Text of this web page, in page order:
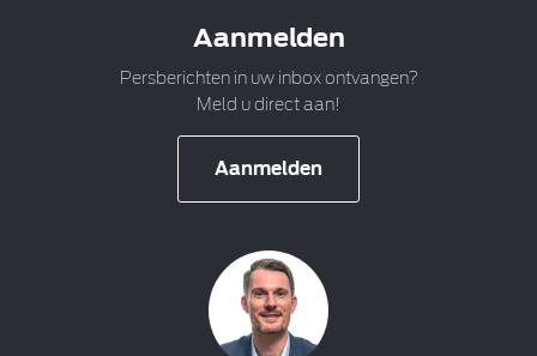
Aanmelden
Persberichten in uw inbox ontvangen?
Meld u direct aan!
Aanmelden